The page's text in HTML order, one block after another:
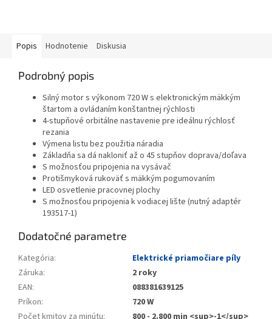
Popis Hodnotenie Diskusia
Podrobný popis
Silný motor s výkonom 720 W s elektronickým mäkkým
štartom a ovládaním konštantnej rýchlosti
4-stupňové orbitálne nastavenie pre ideálnu rýchlosť
rezania
Výmena listu bez použitia náradia
Základňa sa dá nakloniť až o 45 stupňov doprava/doľava
S možnosťou pripojenia na vysávač
Protišmyková rukoväť s mäkkým pogumovaním
LED osvetlenie pracovnej plochy
S možnosťou pripojenia k vodiacej lište (nutný adaptér
193517-1)
Dodatočné parametre
Kategória:
Elektrické priamočiare píly
Záruka:
2 roky
EAN:
088381639125
Príkon:
720 W